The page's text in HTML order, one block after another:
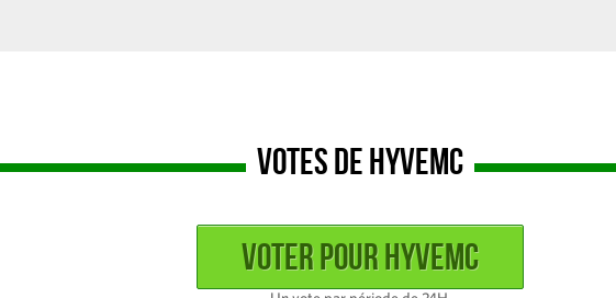
Votes de HyveMc